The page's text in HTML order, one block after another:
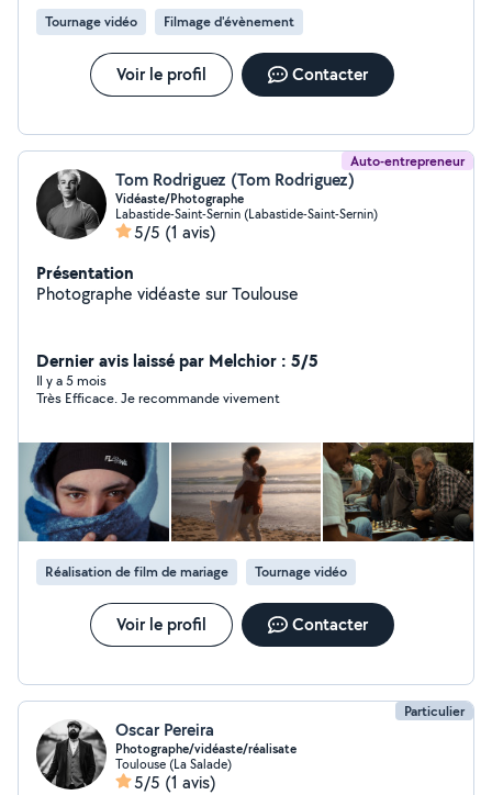
Tournage vidéo Filmage d'évènement
Voir le profil Contacter
Auto-entrepreneur
Tom Rodriguez (Tom Rodriguez)
Vidéaste/Photographe
Labastide-Saint-Sernin (Labastide-Saint-Sernin)
5/5 (1 avis)
Présentation
Photographe vidéaste sur Toulouse
Dernier avis laissé par Melchior : 5/5
Il y a 5 mois
Très Efficace. Je recommande vivement
Réalisation de film de mariage Tournage vidéo
Voir le profil Contacter
Particulier
Oscar Pereira
Photographe/vidéaste/réalisate
Toulouse (La Salade)
5/5 (1 avis)